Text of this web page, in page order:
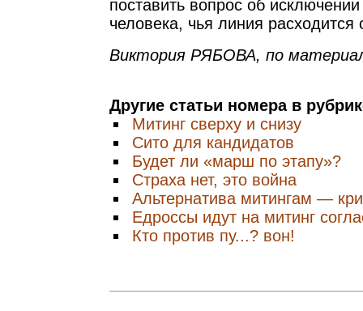
поставить вопрос об
человека, чья линия расходится
Виктория РЯБОВА, по
Другие статьи номера в
Митинг сверху и снизу
Сито для кандидатов
Будет ли «марш по этапу»?
Страха нет, это война
Альтернатива митингам —
Едроссы идут на митинг
Кто против пу...? вон!